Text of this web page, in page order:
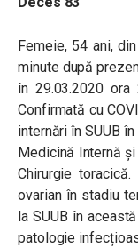
Femeie, 54 ani,
minute după
în 29.03.2020 ora
Confirmată cu
internări în SUUB
Medicină Internă
Chirurgie
ovarian în stadiu
la SUUB în
patologie